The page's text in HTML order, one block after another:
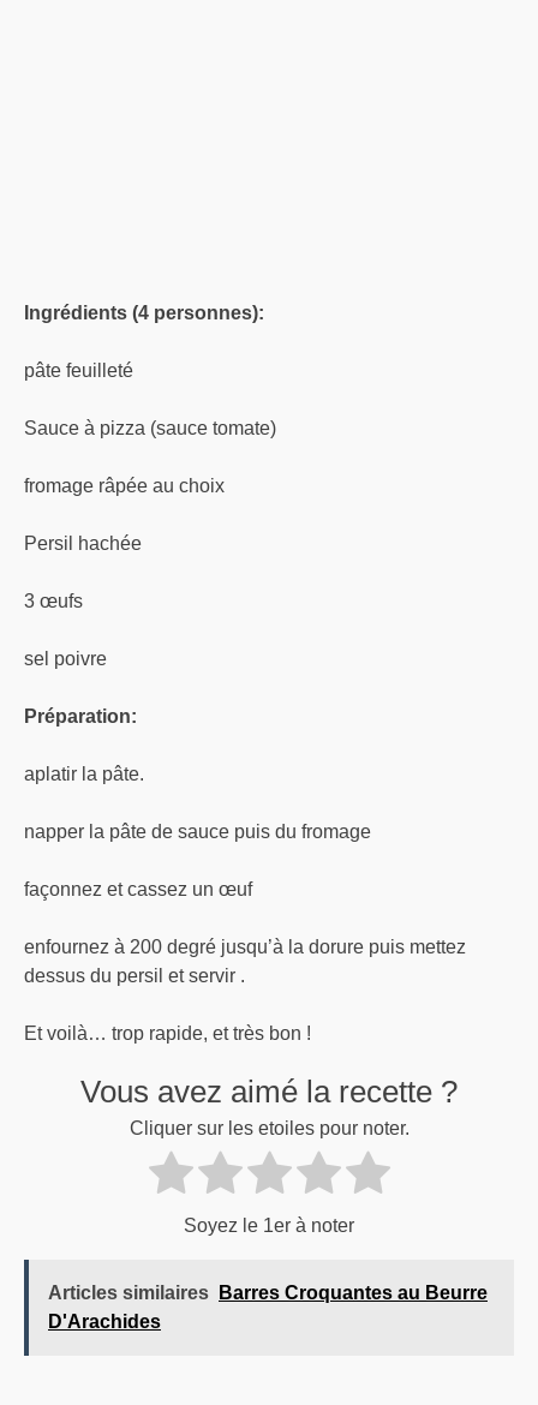
Ingrédients (4 personnes):
pâte feuilleté
Sauce à pizza (sauce tomate)
fromage râpée au choix
Persil hachée
3 œufs
sel poivre
Préparation:
aplatir la pâte.
napper la pâte de sauce puis du fromage
façonnez et cassez un œuf
enfournez à 200 degré jusqu’à la dorure puis mettez
dessus du persil et servir .
Et voilà… trop rapide, et très bon !
Vous avez aimé la recette ?
Cliquer sur les etoiles pour noter.
Soyez le 1er à noter
Articles similaires
Barres Croquantes au Beurre
D'Arachides